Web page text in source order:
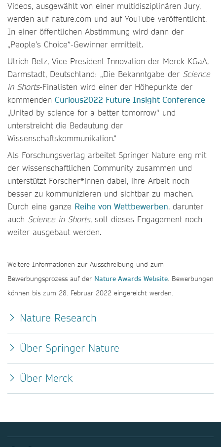
Videos, ausgewählt von einer multidisziplinären Jury,
werden auf nature.com und auf YouTube veröffentlicht.
In einer öffentlichen Abstimmung wird dann der
„People’s Choice“-Gewinner ermittelt.
Ulrich Betz, Vice President Innovation der Merck KGaA,
Darmstadt, Deutschland: „Die Bekanntgabe der Science
in Shorts-Finalisten wird einer der Höhepunkte der
kommenden Curious2022 Future Insight Conference
„United by science for a better tomorrow“ und
unterstreicht die Bedeutung der
Wissenschaftskommunikation.“
Als Forschungsverlag arbeitet Springer Nature eng mit
der wissenschaftlichen Community zusammen und
unterstützt Forscher*innen dabei, ihre Arbeit noch
besser zu kommunizieren und sichtbar zu machen.
Durch eine ganze Reihe von Wettbewerben, darunter
auch Science in Shorts, soll dieses Engagement noch
weiter ausgebaut werden.
Weitere Informationen zur Ausschreibung und zum
Bewerbungsprozess auf der Nature Awards Website. Bewerbungen
können bis zum 28. Februar 2022 eingereicht werden.
Nature Research
Über Springer Nature
Über Merck